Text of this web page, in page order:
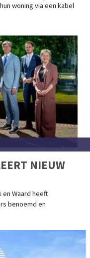
woning via een kabel
NIEUW
en Waard heeft
benoemd en